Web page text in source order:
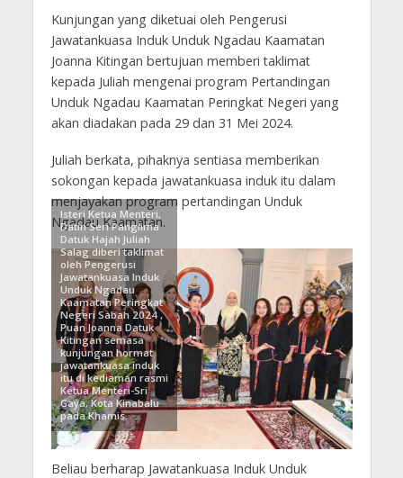
Kunjungan yang diketuai oleh Pengerusi
Jawatankuasa Induk Unduk Ngadau Kaamatan
Joanna Kitingan bertujuan memberi taklimat
kepada Juliah mengenai program Pertandingan
Unduk Ngadau Kaamatan Peringkat Negeri yang
akan diadakan pada 29 dan 31 Mei 2024.
Juliah berkata, pihaknya sentiasa memberikan
sokongan kepada jawatankuasa induk itu dalam
menjayakan program pertandingan Unduk
Ngadau Kaamatan.
Isteri Ketua Menteri,
Datin Seri Panglima
Datuk Hajah Juliah
Salag diberi taklimat
oleh Pengerusi
Jawatankuasa Induk
Unduk Ngadau
Kaamatan Peringkat
Negeri Sabah 2024 ,
Puan Joanna Datuk
Kitingan semasa
kunjungan hormat
jawatankuasa induk
itu di kediaman rasmi
Ketua Menteri-Sri
Gaya, Kota Kinabalu
pada Khamis.
Beliau berharap Jawatankuasa Induk Unduk